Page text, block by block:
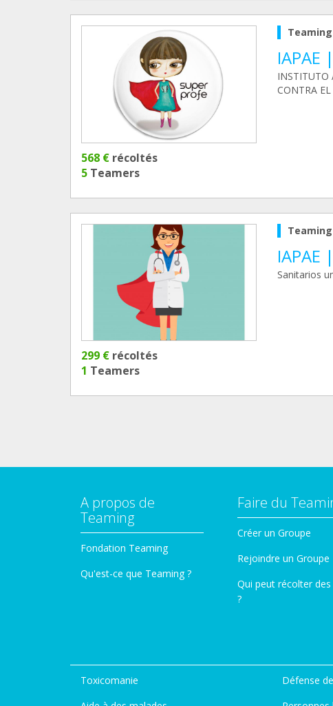
568 € récoltés
5 Teamers
IAPAE
INSTITUTO
CONTRA
299 € récoltés
1 Teamers
IAPAE
Sanitarios
A propos de
Teaming
Fondation Teaming
Qu'est-ce que Teaming ?
Faire du
Créer un Groupe
Rejoindre un Groupe
Qui peut récolter
?
Toxicomanie
Défense